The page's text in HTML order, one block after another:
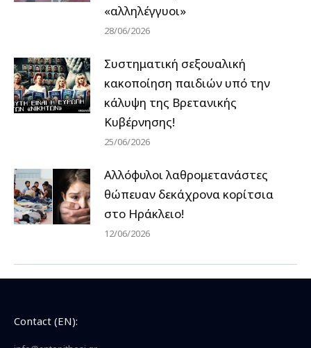
«αλληλέγγυοι»
28/06/2026
Συστηματική σεξουαλική
κακοποίηση παιδιών υπό την
κάλυψη της Βρετανικής
Κυβέρνησης!
25/06/2026
Αλλόφυλοι λαθρομετανάστες
θώπευαν δεκάχρονα κορίτσια
στο Ηράκλειο!
12/06/2026
Contact (EN):